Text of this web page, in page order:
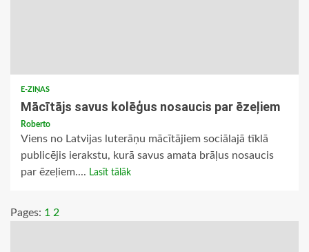
E-ZIŅAS
Mācītājs savus kolēģus nosaucis par ēzeļiem
Roberto
Viens no Latvijas luterāņu mācītājiem sociālajā tīklā
publicējis ierakstu, kurā savus amata brāļus nosaucis
par ēzeļiem.... Lasīt tālāk
Pages: 1 2